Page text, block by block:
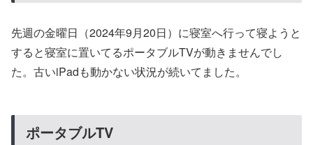
先週の金曜日（2024年9月20日）に寝室へ行って寝ようと
すると寝室に置いてるポータブルTVが動きませんでし
た。古いiPadも動かない状況が続いてました。
ポータブルTV